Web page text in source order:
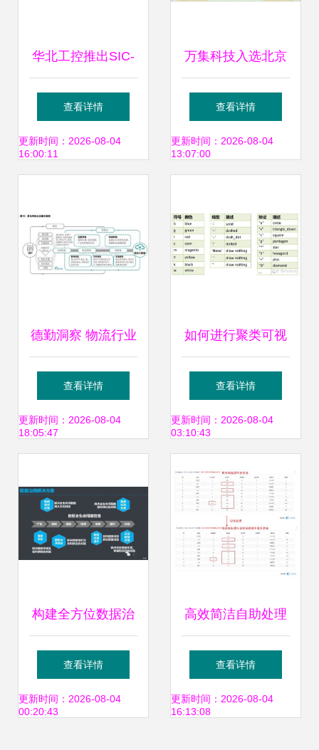
华北工控推出SIC-
2709G-DW2 4U标
准可上架多网口行
高效数据处理
查看详情
更新时间：2026-08-04
16:00:11
万集科技入选北京
市首批先进级智能
工厂名单，彰显数
深度融合实力
查看详情
更新时间：2026-08-04
13:07:00
德勤洞察 物流行业
商业模式转型新趋
势——存储支持服
查看详情
更新时间：2026-08-04
18:05:47
如何进行聚类可视
化 从爬虫到机器学
习 高级python数据
查看详情
更新时间：2026-08-04
03:10:43
构建全方位数据治
理体系解决方案 策
略、实施与存储支
查看详情
更新时间：2026-08-04
00:20:43
高效简洁自助处理
数据 SmartBI这些
核心功能不可少
查看详情
更新时间：2026-08-04
16:13:08